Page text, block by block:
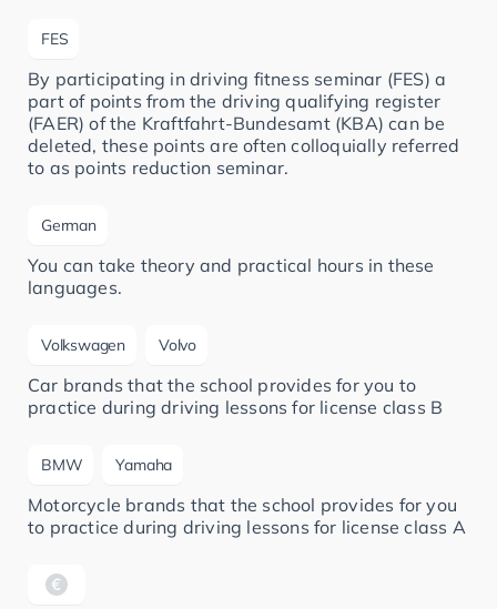
FES
By participating in driving fitness seminar (FES) a
part of points from the driving qualifying register
(FAER) of the Kraftfahrt-Bundesamt (KBA) can be
deleted, these points are often colloquially referred
to as points reduction seminar.
German
You can take theory and practical hours in these
languages.
Volkswagen Volvo
Car brands that the school provides for you to
practice during driving lessons for license class B
BMW Yamaha
Motorcycle brands that the school provides for you
to practice during driving lessons for license class A